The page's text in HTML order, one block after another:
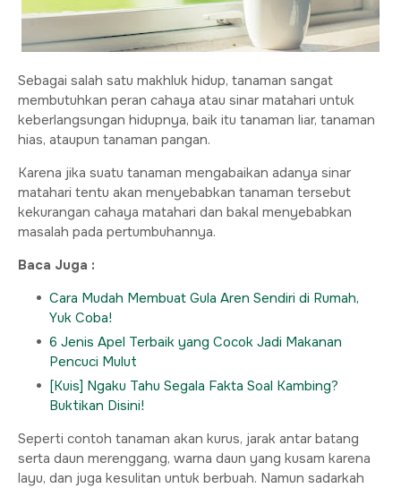
Sebagai salah satu makhluk hidup, tanaman sangat
membutuhkan peran cahaya atau sinar matahari untuk
keberlangsungan hidupnya, baik itu tanaman liar, tanaman
hias, ataupun tanaman pangan.
Karena jika suatu tanaman mengabaikan adanya sinar
matahari tentu akan menyebabkan tanaman tersebut
kekurangan cahaya matahari dan bakal menyebabkan
masalah pada pertumbuhannya.
Baca Juga :
Cara Mudah Membuat Gula Aren Sendiri di Rumah,
Yuk Coba!
6 Jenis Apel Terbaik yang Cocok Jadi Makanan
Pencuci Mulut
[Kuis] Ngaku Tahu Segala Fakta Soal Kambing?
Buktikan Disini!
Seperti contoh tanaman akan kurus, jarak antar batang
serta daun merenggang, warna daun yang kusam karena
layu, dan juga kesulitan untuk berbuah. Namun sadarkah